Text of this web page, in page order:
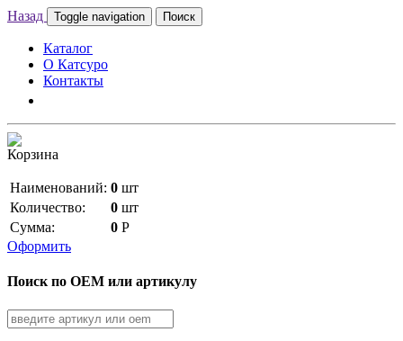
Назад Toggle navigation Поиск
Каталог
О Катсуро
Контакты
Корзина
Наименований: 0 шт
Количество:
0 шт
Сумма:
0 Р
Оформить
Поиск по OEM или артикулу